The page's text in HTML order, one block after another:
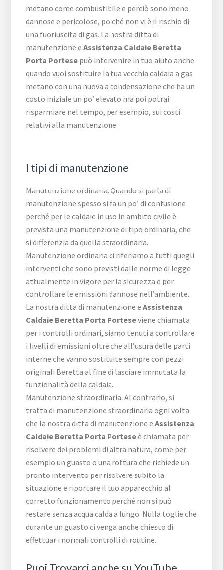
metano come combustibile e perciò sono meno
dannose e pericolose, poiché non vi è il rischio di
una fuoriuscita di gas. La nostra ditta di
manutenzione eAssistenza Caldaie Beretta
Porta Portese può intervenire in tuo aiuto anche
quando vuoi sostituire la tua vecchia caldaia a gas
metano con una nuova a condensazione che ha un
costo iniziale un po’ elevato ma poi potrai
risparmiare nel tempo, per esempio, sui costi
relativi alla manutenzione.
I tipi di manutenzione
Manutenzione ordinaria. Quando si parla di
manutenzione spesso si fa un po’ di confusione
perché per le caldaie in uso in ambito civile è
prevista una manutenzione di tipo ordinaria, che
si differenzia da quella straordinaria.
Manutenzione ordinaria ci riferiamo a tutti quegli
interventi che sono previsti dalle norme di legge
attualmente in vigore per la sicurezza e per
controllare le emissioni dannose nell’ambiente.
La nostra ditta di manutenzione eAssistenza
Caldaie Beretta Porta Porteseviene chiamata
per i controlli ordinari, siamo tenuti a controllare
i livelli di emissioni oltre che all’usura delle parti
interne che vanno sostituite sempre con pezzi
originali Beretta al fine di lasciare immutata la
funzionalità della caldaia.
Manutenzione straordinaria. Al contrario, si
tratta di manutenzione straordinaria ogni volta
che la nostra ditta di manutenzione eAssistenza
Caldaie Beretta Porta Porteseè chiamata per
risolvere dei problemi di altra natura, come per
esempio un guasto o una rottura che richiede un
pronto intervento per risolvere subito la
situazione e riportare il tuo apparecchio al
corretto funzionamento perché non si può
restare senza acqua calda a lungo. Nulla toglie che
durante un guasto ci venga anche chiesto di
effettuar i normali controlli di routine.